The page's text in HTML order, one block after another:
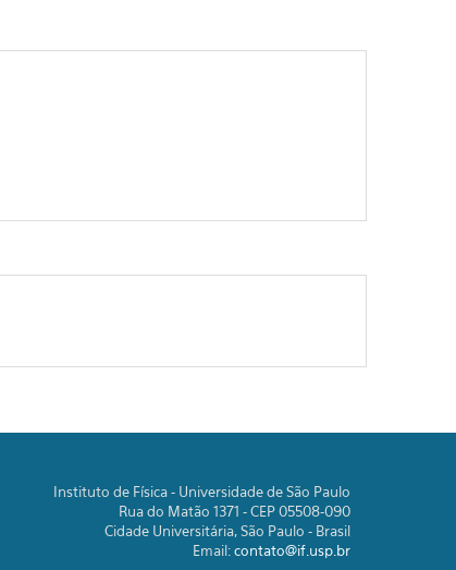
Instituto de Física - Universidade de São Paulo
Rua do Matão 1371 - CEP 05508-090
Cidade Universitária, São Paulo - Brasil
Email:contato@if.usp.br